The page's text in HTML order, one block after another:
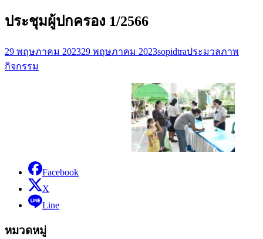
ประชุมผู้ปกครอง 1/2566
29 พฤษภาคม 202329 พฤษภาคม 2023sopidtraประมวลภาพ
กิจกรรม
Facebook
X
Line
หมวดหมู่